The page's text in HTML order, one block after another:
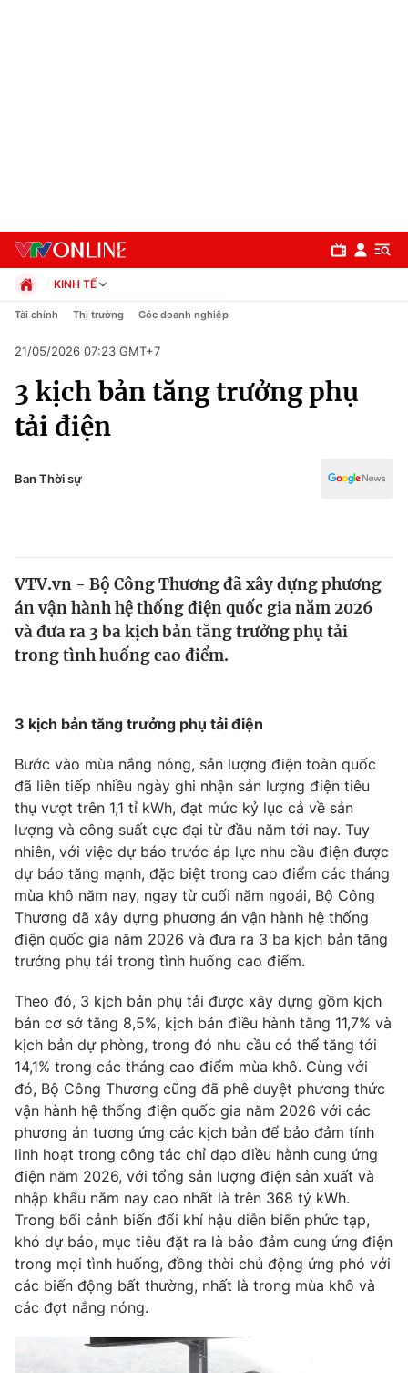
Chuyên mục
Chính trị
Thế giới
Tin tức
Câu chuyện quốc tế
Tài chính
Góc doanh nghiệp
Dữ liệu và đời sống
Truyền hình
Phim VTV
Hậu trường
Nhân vật
Khán giả
Giải sao mai
Giải trí
Điện ảnh
Âm nhạc
Sao
Đời sống
Du lịch
Làm đẹp
Chất lượng cuộc sống
Giáo dục
Học trực tuyến
Công nghệ
Hitech Công nghệ tương lai
Sản phẩm
Thị trường
Tư vấn
Giao lưu trực tuyến
Lịch phát sóng
Chuyên mục khác
Emagazine Podcast
Photo Infographic
Video
VTV Money VTV Thể thao
KINH TẾ
Chính trị
Pháp luật
Kinh tế
Thể thao
Truyền hình
Y tế
Tài chính Thị trường Góc doanh nghiệp
21/05/2026 07:23 GMT+7
3 kịch bản tăng trưởng phụ
tải điện
Ban Thời sự
VTV.vn - Bộ Công Thương đã xây dựng phương
án vận hành hệ thống điện quốc gia năm 2026
và đưa ra 3 ba kịch bản tăng trưởng phụ tải
trong tình huống cao điểm.
3 kịch bản tăng trưởng phụ tải điện
Bước vào mùa nắng nóng, sản lượng điện toàn quốc
đã liên tiếp nhiều ngày ghi nhận sản lượng điện tiêu
thụ vượt trên 1,1 tỉ kWh, đạt mức kỷ lục cả về sản
lượng và công suất cực đại từ đầu năm tới nay. Tuy
nhiên, với việc dự báo trước áp lực nhu cầu điện được
dự báo tăng mạnh, đặc biệt trong cao điểm các tháng
mùa khô năm nay, ngay từ cuối năm ngoái, Bộ Công
Thương đã xây dựng phương án vận hành hệ thống
điện quốc gia năm 2026 và đưa ra 3 ba kịch bản tăng
trưởng phụ tải trong tình huống cao điểm.
Theo đó, 3 kịch bản phụ tải được xây dựng gồm kịch
bản cơ sở tăng 8,5%, kịch bản điều hành tăng 11,7% và
kịch bản dự phòng, trong đó nhu cầu có thể tăng tới
14,1% trong các tháng cao điểm mùa khô. Cùng với
đó, Bộ Công Thương cũng đã phê duyệt phương thức
vận hành hệ thống điện quốc gia năm 2026 với các
phương án tương ứng các kịch bản để bảo đảm tính
linh hoạt trong công tác chỉ đạo điều hành cung ứng
điện năm 2026, với tổng sản lượng điện sản xuất và
nhập khẩu năm nay cao nhất là trên 368 tỷ kWh.
Trong bối cảnh biến đổi khí hậu diễn biến phức tạp,
khó dự báo, mục tiêu đặt ra là bảo đảm cung ứng điện
trong mọi tình huống, đồng thời chủ động ứng phó với
các biến động bất thường, nhất là trong mùa khô và
các đợt nắng nóng.